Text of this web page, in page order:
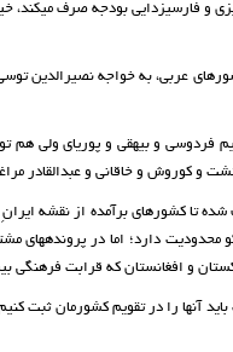
و فارسی­زدایی بودجه صرف می­کند،
عربی، به خواجه نصیرالدین
فردوسی و بیهقی و پوریای ولی
و کوروش و خاقانی و عبدالقادر
تا کشورهای برآمده از نقشه‌
محدودیت دارد؛ اما در
و افغانستان که قرابت فرهنگی
آن­ها را در تقویم کشورمان ثبت